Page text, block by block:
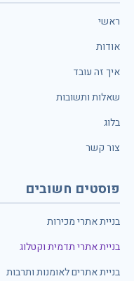
ראשי
אודות
איך זה עובד
שאלות ותשובות
בלוג
צור קשר
פוסטים חשובים
בניית אתרי מכירות
בניית אתרי תדמית וקטלוג
בניית אתרים לאומנות ותרבות